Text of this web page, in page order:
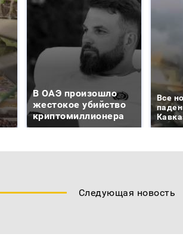
В ОАЭ произошло
жестокое убийство
криптомиллионера
Все
Следующая новость